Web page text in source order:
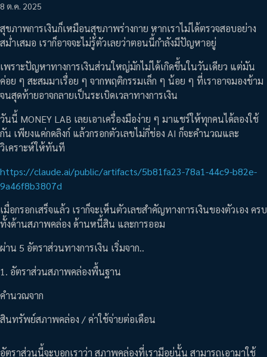
8 ต.ค. 2025
สุขภาพการเงินก็เหมือนสุขภาพร่างกาย หากเราไม่ได้ตรวจสอบอย่าง
สม่ำเสมอ เราก็อาจจะไม่รู้ตัวเลยว่าตอนนี้กำลังมีปัญหาอยู่
เพราะปัญหาทางการเงินส่วนใหญ่มักไม่ได้เกิดขึ้นในวันเดียว แต่มัน
ค่อย ๆ สะสมมาเรื่อย ๆ จากพฤติกรรมเล็ก ๆ น้อย ๆ ที่เราอาจมองข้าม
จนสุดท้ายอาจกลายเป็นระเบิดเวลาทางการเงิน
วันนี้ MONEY LAB เลยเอาเครื่องมือง่าย ๆ มาแชร์ให้ทุกคนได้ลองใช้
กัน เพียงแค่กดลิงก์ แล้วกรอกตัวเลขไม่กี่ช่อง AI ก็จะคำนวณและ
วิเคราะห์ให้ทันที
https://claude.ai/public/artifacts/5b81fa23-78a1-44c9-b82e-
9a46f8b3807d
เมื่อกรอกเสร็จแล้ว เราก็จะเห็นตัวเลขสำคัญทางการเงินของตัวเอง ครบ
ทั้งด้านสภาพคล่อง ด้านหนี้สิน และการออม
ผ่าน 5 อัตราส่วนทางการเงิน เริ่มจาก..
1. อัตราส่วนสภาพคล่องพื้นฐาน
คำนวณจาก
สินทรัพย์สภาพคล่อง / ค่าใช้จ่ายต่อเดือน
อัตราส่วนนี้จะบอกเราว่า สภาพคล่องที่เรามีอยู่นั้น สามารถเอามาใช้